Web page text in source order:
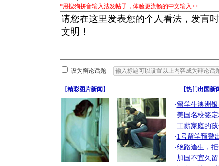
*用搜狗拼音输入法发帖子，体验更流畅的中文输入>>
设为辩论话题
【精彩图片新闻 】 【热门出国新
· 留学生澳洲
· 美国名校签
·工薪家庭的
· 1号留学预警
·绝路逢生，
· 加国不宜久